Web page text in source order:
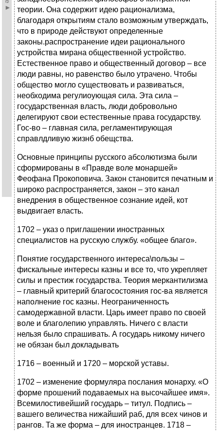
теории. Она содержит идею рационализма,
благодаря открытиям стало возможным утверждать,
что в природе действуют определенные
законы.распространение идеи рационального
устройства мирана общественной устройство.
Естественное право и общественный договор – все
люди равны, но равенство было утрачено. Чтобы
общество могло существовать и развиваться,
необходима регулиоующая сила. Эта сила –
государственная власть, люди добровольно
делегируют свои естественные права государству.
Гос-во – главная сила, регламентирующая
справлдливую жизнб обещства.
Основные принципы русского абсолютизма были
сформированы в «Правде воле монаршей»
Феофана Прокоповича. Закон становится печатным и
широко распространяется, закон – это канал
внедрения в общественное сознание идей, кот
выдвигает власть.
1702 – указ о приглашении иностранных
специалистов на русскую службу. «общее благо».
Понятие государственного интереса\пользы –
фискальные интересы казны и все то, что укрепляет
силы и престиж государства. Теория меркантилизма
– главный критерий благосостояния гос-ва является
наполнение гос казны. Неограниченность
самодержавной власти. Царь имеет право по своей
воле и благолепию управлять. Ничего с власти
нельзя было спрашивать. А государь никому ничего
не обязан был докладывать
1716 – военный и 1720 – морской уставы.
1702 – изменение формуляра послания монарху. «О
форме прошений подаваемых на высочайшее имя».
Всемилостивейший государь – титул. Подпись –
вашего величества нижайший раб, для всех чинов и
рангов. Та же форма – для иностранцев. 1718 –